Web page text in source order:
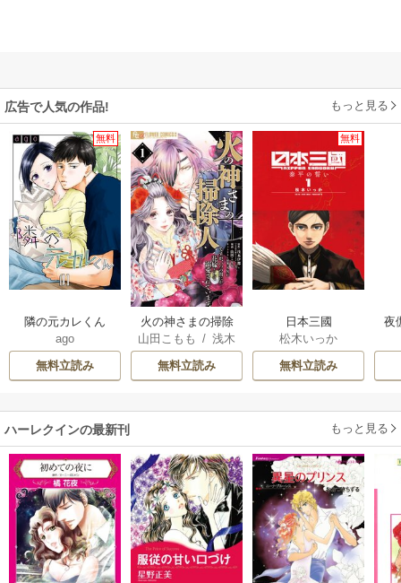
広告で人気の作品! もっと見る
無料
隣の元カレくん
ago
無料立読み
火の神さまの掃除
人ですが、いつの
間にか花嫁として
溺愛されています
山田こもも /浅木
伊都/SNC
無料立読み
無料
日本三國
松木いっか
無料立読み
夜
ハーレクインの最新刊 もっと見る